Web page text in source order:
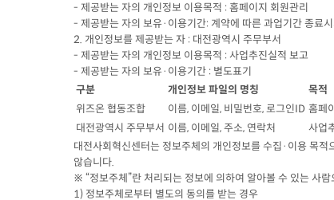
- 제공받는 자의 개인정보 이용목적 : 홈페이지 회원관
- 제공받는 자의 보유·이용기간: 계약에 따른 과업기간 종료
2. 개인정보를 제공받는 자 : 대전광역시 주무부서
- 제공받는 자의 개인정보 이용목적 : 사업추진실적 보
- 제공받는 자의 보유·이용기간 : 별도표기
구분
개인정보 파일의 명칭 목적
위즈온 협동조합
이름, 이메일, 비밀번호, 로그인ID 홈페
대전광역시 주무부서 이름, 이메일, 주소, 연락처 사업
대전사회혁신센터는 정보주체의 개인정보를 수집·이용 목
않습니다.
※ “정보주체”란 처리되는 정보에 의하여 알아볼 수 있는 사
1) 정보주체로부터 별도의 동의를 받는 경우